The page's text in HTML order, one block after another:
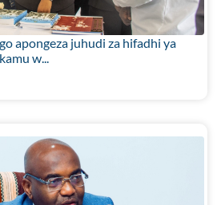
apongeza juhudi za hifadhi ya
w...